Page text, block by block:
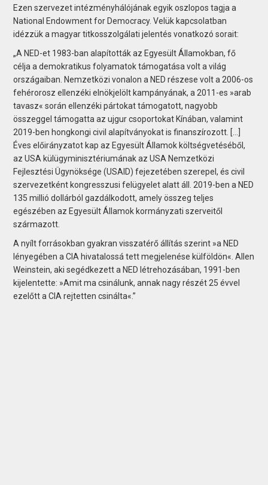
Ezen szervezet intézményhálójának egyik oszlopos tagja a
National Endowment for Democracy. Velük kapcsolatban
idézzük a magyar titkosszolgálati jelentés vonatkozó sorait:
„A NED-et 1983-ban alapították az Egyesült Államokban, fő
célja a demokratikus folyamatok támogatása volt a világ
országai­ban. Nemzetközi vonalon a NED részese volt a 2006-os
fehérorosz ellenzéki elnökjelölt kampányának, a 2011-es »arab
tavasz« során ellenzéki pártokat támogatott, nagyobb
összeggel támogatta az ujgur csoportokat Kínában, valamint
2019-ben hongkongi civil alapítványokat is finanszírozott. […]
Éves előirányzatot kap az Egyesült Államok költségvetéséből,
az USA külügyminisztériumának az USA Nemzetközi
Fejlesztési Ügynöksége (USAID) fejezetében szerepel, és civil
szervezetként kongresszusi felügyelet alatt áll. 2019-ben a NED
135 millió dollárból gazdálkodott, amely összeg teljes
egészében az Egyesült Államok kormányzati szerveitől
származott.
A nyílt forrásokban gyakran visszatérő állítás szerint »a NED
lényegében a CIA hivatalossá tett megjelenése külföldön«. Allen
Weinstein, aki segédkezett a NED létrehozásában, 1991-ben
kijelentette: »Amit ma csinálunk, annak nagy részét 25 évvel
ezelőtt a CIA rejtetten csinálta«.”